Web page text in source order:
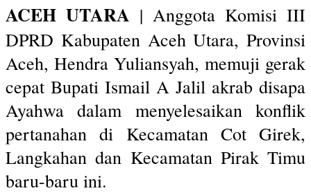
ACEH UTARA | Anggota Komisi III
DPRD Kabupaten Aceh Utara, Provinsi
Aceh, Hendra Yuliansyah, memuji gerak
cepat Bupati Ismail A Jalil akrab disapa
Ayahwa dalam menyelesaikan konflik
pertanahan di Kecamatan Cot Girek,
Langkahan dan Kecamatan Pirak Timu
baru-baru ini.